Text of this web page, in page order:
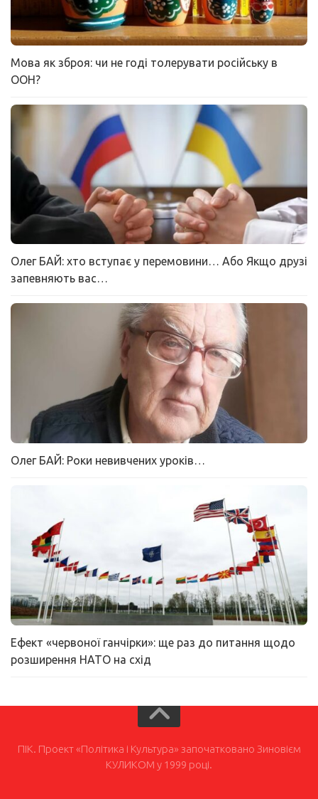
Мова як зброя: чи не годі толерувати російську в
ООН?
Олег БАЙ: хто вступає у перемовини… Або Якщо друзі
запевняють вас…
Олег БАЙ: Роки невивчених уроків…
Ефект «червоної ганчірки»: ще раз до питання щодо
розширення НАТО на схід
ПІК. Проект «Політика і Культура» започатковано Зиновієм
КУЛИКОМ у 1999 році.